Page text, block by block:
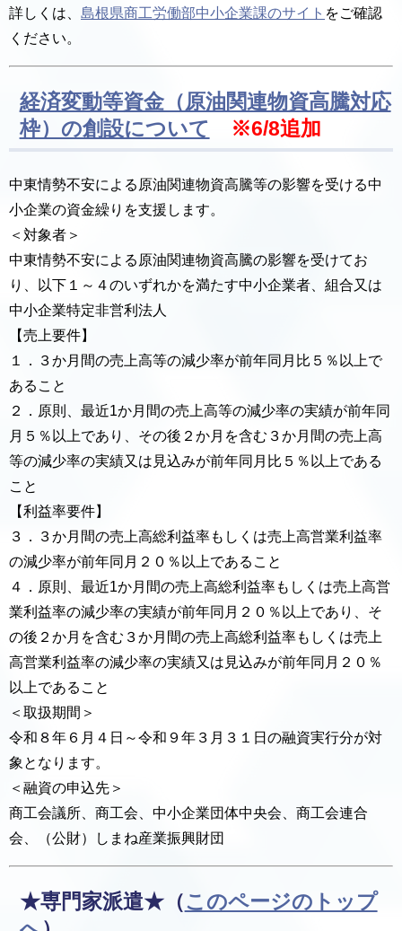
詳しくは、 島根県商工労働部中小企業課のサイト をご確認
ください。
経済変動等資金（原油関連物資高騰対応
枠）の創設について
※6/8追加
中東情勢不安による原油関連物資高騰等の影響を受ける中
小企業の資金繰りを支援します。
＜対象者＞
中東情勢不安による原油関連物資高騰の影響を受けてお
り、以下１～４のいずれかを満たす中小企業者、組合又は
中小企業特定非営利法人
【売上要件】
１．３か月間の売上高等の減少率が前年同月比５％以上で
あること
２．原則、最近1か月間の売上高等の減少率の実績が前年同
月５％以上であり、その後２か月を含む３か月間の売上高
等の減少率の実績又は見込みが前年同月比５％以上である
こと
【利益率要件】
３．３か月間の売上高総利益率もしくは売上高営業利益率
の減少率が前年同月２０％以上であること
４．原則、最近1か月間の売上高総利益率もしくは売上高営
業利益率の減少率の実績が前年同月２０％以上であり、そ
の後２か月を含む３か月間の売上高総利益率もしくは売上
高営業利益率の減少率の実績又は見込みが前年同月２０％
以上であること
＜取扱期間＞
令和８年６月４日～令和９年３月３１日の融資実行分が対
象となります。
＜融資の申込先＞
商工会議所、商工会、中小企業団体中央会、商工会連合
会、（公財）しまね産業振興財団
★専門家派遣★（このページのトップ